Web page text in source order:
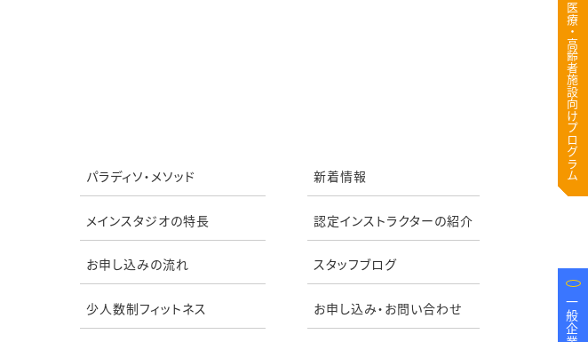
医療・高齢者施設向けプログラム
パラディソ・メソッド
メインスタジオの特長
お申し込みの流れ
少人数制フィットネス
新着情報
認定インストラクターの紹介
スタッフブログ
お申し込み・お問い合わせ